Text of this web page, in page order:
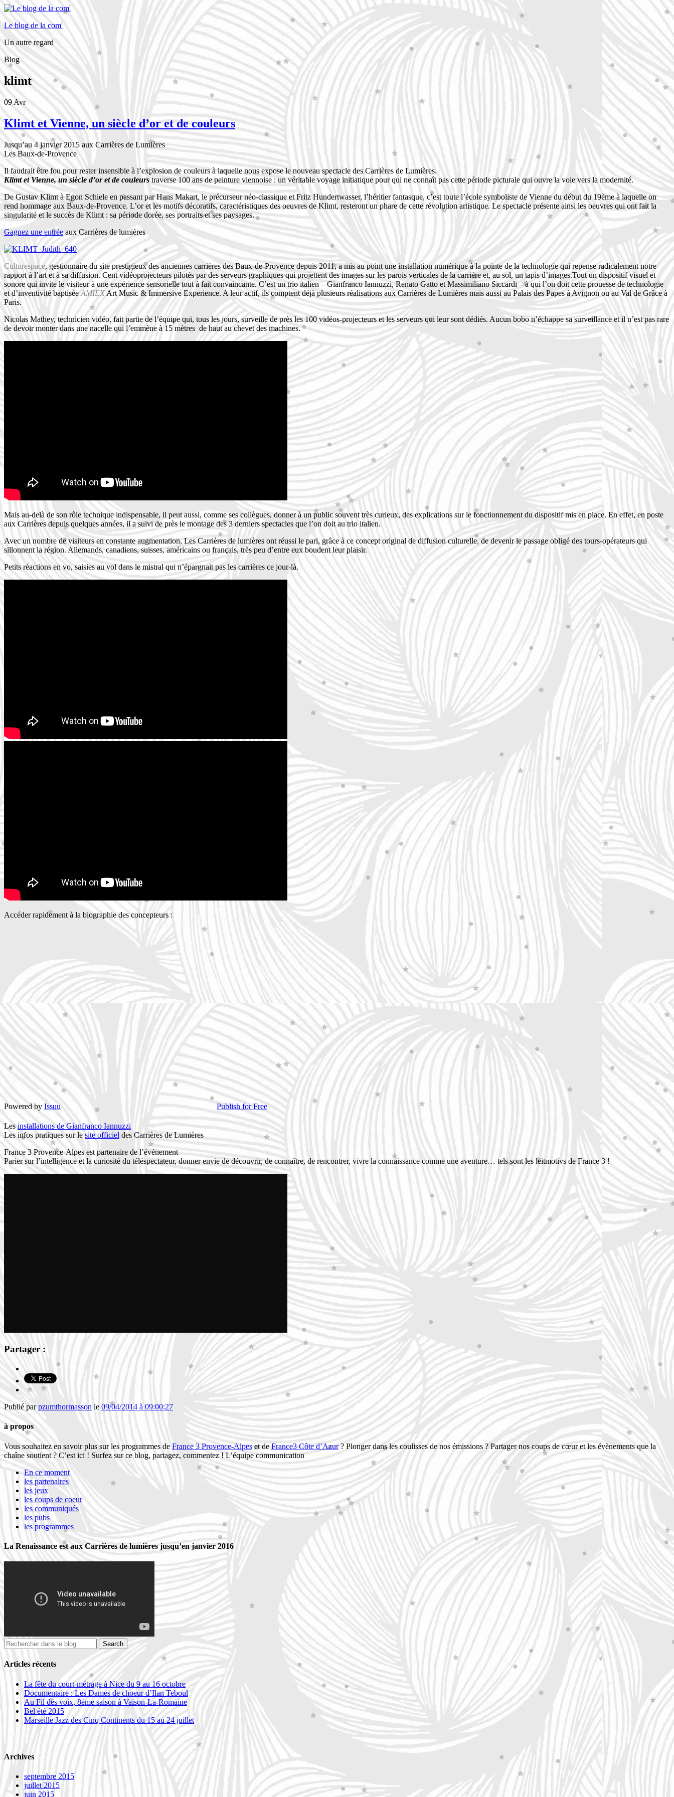
Le blog de la com'
Un autre regard
Blog
klimt
09 Avr
Klimt et Vienne, un siècle d’or et de couleurs
Jusqu’au 4 janvier 2015 aux Carrières de Lumières
Les Baux-de-Provence
Il faudrait être fou pour rester insensible à l’explosion de couleurs à laquelle nous expose le nouveau spectacle des Carrières de Lumières.
Klimt et Vienne, un siècle d’or et de couleurstraverse 100 ans de peinture viennoise : un véritable voyage initiatique pour qui ne connaît pas cette période picturale qui ouvre la voie vers la modernité.
De Gustav Klimt à Egon Schiele en passant par Hans Makart, le précurseur néo-classique et Fritz Hundertwasser, l’héritier fantasque, c’est toute l’école symboliste de Vienne du début du 19ème à laquelle on
rend hommage aux Baux-de-Provence. L’or et les motifs décoratifs, caractéristiques des oeuvres de Klimt, resteront un phare de cette révolution artistique. Le spectacle présente ainsi les oeuvres qui ont fait la
singularité et le succès de Klimt : sa période dorée, ses portraits et ses paysages.
Gagnez une entréeaux Carrières de lumières
Culturespace, gestionnaire du site prestigieux des anciennes carrières des Baux-de-Provence depuis 2011, a mis au point une installation numérique à la pointe de la technologie qui repense radicalement notre
rapport à l’art et à sa diffusion. Cent vidéoprojecteurs pilotés par des serveurs graphiques qui projettent des images sur les parois verticales de la carrière et, au sol, un tapis d’images.Tout un dispositif visuel et
sonore qui invite le visiteur à une expérience sensorielle tout à fait convaincante. C’est un trio italien – Gianfranco Iannuzzi, Renato Gatto et Massimiliano Siccardi – à qui l’on doit cette prouesse de technologie
et d’inventivité baptiséeAMIEXArt Music & Immersive Experience. A leur actif, ils comptent déjà plusieurs réalisations aux Carrières de Lumières mais aussi au Palais des Papes à Avignon ou au Val de Grâce à
Paris.
Nicolas Mathey, technicien vidéo, fait partie de l’équipe qui, tous les jours, surveille de près les 100 vidéos-projecteurs et les serveurs qui leur sont dédiés. Aucun bobo n’échappe sa surveillance et il n’est pas rare
de devoir monter dans une nacelle qui l’emmène à 15 mètres de haut au chevet des machines.
Mais au-delà de son rôle technique indispensable, il peut aussi, comme ses collègues, donner à un public souvent très curieux, des explications sur le fonctionnement du dispositif mis en place. En effet, en poste
aux Carrières depuis quelques années, il a suivi de près le montage des 3 derniers spectacles que l’on doit au trio italien.
Avec un nombre de visiteurs en constante augmentation, Les Carrières de lumières ont réussi le pari, grâce à ce concept original de diffusion culturelle, de devenir le passage obligé des tours-opérateurs qui
sillonnent la région. Allemands, canadiens, suisses, américains ou français, très peu d’entre eux boudent leur plaisir.
Petits réactions en vo, saisies au vol dans le mistral qui n’épargnait pas les carrières ce jour-là.
Accéder rapidement à la biographie des concepteurs :
Powered by Issuu Publish for Free
Lesinstallations de Gianfranco Iannuzzi
Les infos pratiques sur le site officiel des Carrières de Lumières
France 3 Provence-Alpes est partenaire de l’événement
Parier sur l’intelligence et la curiosité du téléspectateur, donner envie de découvrir, de connaître, de rencontrer, vivre la connaissance comme une aventure… tels sont les leitmotivs de France 3 !
Partager :
Publié parpzumthormasson le 09/04/2014 à 09:00:27
à propos
Vous souhaitez en savoir plus sur les programmes deFrance 3 Provence-Alpeset de France3 Côte d’Azur? Plonger dans les coulisses de nos émissions ? Partager nos coups de cœur et les évènements que la
chaîne soutient ? C’est ici ! Surfez sur ce blog, partagez, commentez ! L’équipe communication
En ce moment
les partenaires
les jeux
les coups de coeur
les communiqués
les pubs
les programmes
La Renaissance est aux Carrières de lumières jusqu’en janvier 2016
Articles récents
La fête du court-métrage à Nice du 9 au 16 octobre
Documentaire : Les Dames de choeur d’Ilan Teboul
Au Fil des voix, 8ème saison à Vaison-La-Romaine
Bel été 2015
Marseille Jazz des Cinq Continents du 15 au 24 juillet
Archives
septembre 2015
juillet 2015
juin 2015